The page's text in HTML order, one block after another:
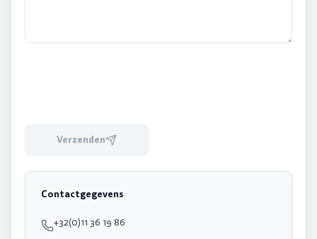
Verzenden
Contactgegevens
+32(0)11 36 19 86